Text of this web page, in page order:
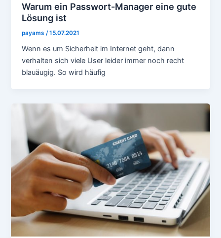
Warum ein Passwort-Manager eine gute
Lösung ist
payams /15.07.2021
Wenn es um Sicherheit im Internet geht, dann
verhalten sich viele User leider immer noch recht
blauäugig. So wird häufig